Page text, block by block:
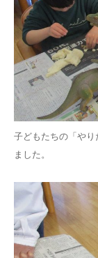
子どもたちの「や
ました。